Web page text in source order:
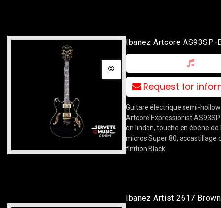
Ibanez Artcore AS93SP-
Hollow Body
Request for
Guitare électrique semi-
Artcore Expressionist
en linden, touche en ébène de
micros Super 80, accastillage
finition Black.
Ibanez Artist 2617 Brown